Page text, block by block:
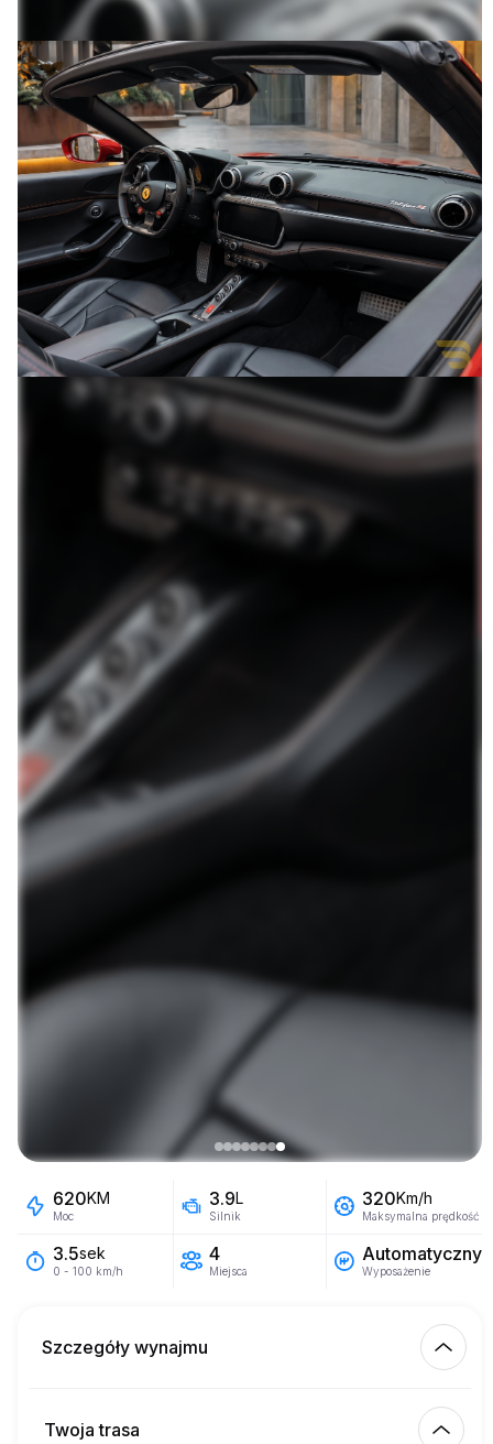
620KM
Moc
3.9L
Silnik
320Km/h
Maksymalna prędkość
3.5sek
0 - 100 km/h
4
Miejsca
Automatyczny
Wyposażenie
Szczegóły wynajmu
450.00
Twoja trasa